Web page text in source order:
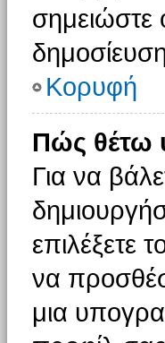
σημειώστε
Κορυφή
Πώς θέτω
Για να
επιλέξετε
να
μια